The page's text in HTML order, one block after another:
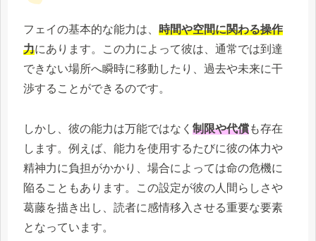
フェイの基本的な能力は、 時間や空間に関わる操作
力にあります。この力によって彼は、通常では到達
できない場所へ瞬時に移動したり、過去や未来に干
渉することができるのです。
しかし、彼の能力は万能ではなく 制限や代償も存在
します。例えば、能力を使用するたびに彼の体力や
精神力に負担がかかり、場合によっては命の危機に
陥ることもあります。この設定が彼の人間らしさや
葛藤を描き出し、読者に感情移入させる重要な要素
となっています。